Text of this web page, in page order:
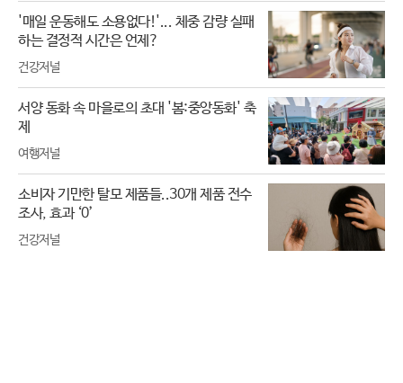
'매일 운동해도 소용없다!'... 체중 감량 실패
하는 결정적 시간은 언제?
건강저널
서양 동화 속 마을로의 초대 '봄:중앙동화' 축
제
여행저널
소비자 기만한 탈모 제품들..30개 제품 전수
조사, 효과 ‘0’
건강저널